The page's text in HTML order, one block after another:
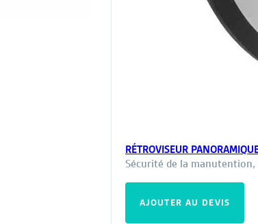
RÉTROVISEUR
Sécurité de la manutention,
AJOUTER AU DEVIS